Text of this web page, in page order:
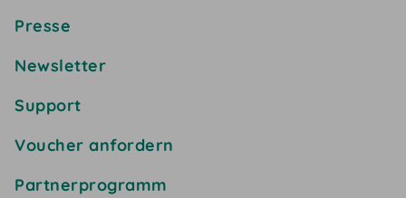
Presse
Newsletter
Support
Voucher anfordern
Partnerprogramm